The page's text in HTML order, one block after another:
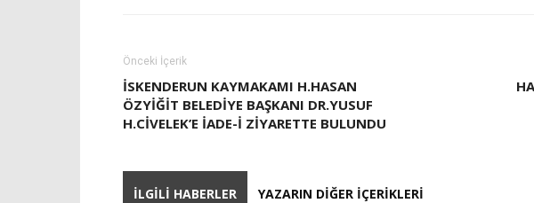
Önceki İçerik
İSKENDERUN KAYMAKAMI H.HASAN
ÖZYIĞIT BELEDIYE BAŞKANI DR.YUSUF
H.CIVELEK’E IADE-I ZIYARETTE BULUNDU
İLGILI HABERLER YAZARIN DIĞER İÇERIKLERI